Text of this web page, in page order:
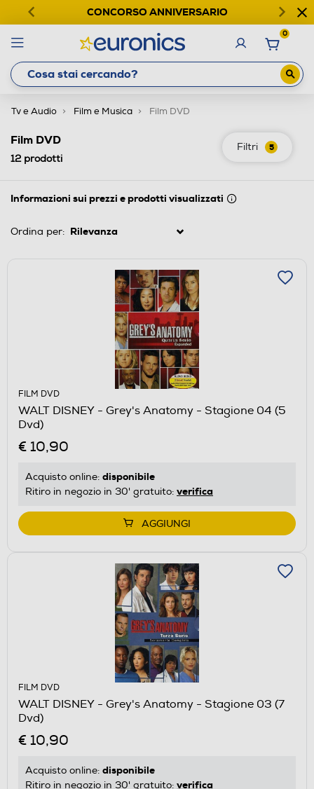
CONCORSO ANNIVERSARIO
0
Tv e Audio Film e Musica Film DVD
Filtri 5
Film DVD
12prodotti
Informazioni sui prezzi e prodotti visualizzati
Ordina per:
FILM DVD
WALT DISNEY - Grey's Anatomy - Stagione 04 (5
Dvd)
€ 10,90
Acquisto online: disponibile
Ritiro in negozio in 30' gratuito: verifica
AGGIUNGI
FILM DVD
WALT DISNEY - Grey's Anatomy - Stagione 03 (7
Dvd)
€ 10,90
Acquisto online: disponibile
Ritiro in negozio in 30' gratuito: verifica